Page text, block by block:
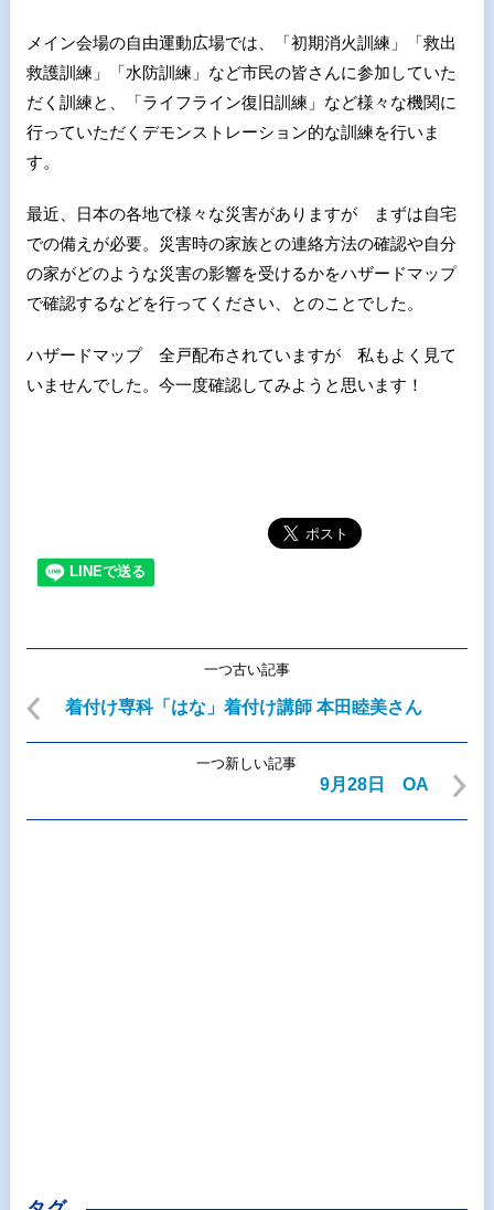
メイン会場の自由運動広場では、「初期消火訓練」「救出
救護訓練」「水防訓練」など市民の皆さんに参加していた
だく訓練と、「ライフライン復旧訓練」など様々な機関に
行っていただくデモンストレーション的な訓練を行いま
す。
最近、日本の各地で様々な災害がありますが まずは自宅
での備えが必要。災害時の家族との連絡方法の確認や自分
の家がどのような災害の影響を受けるかをハザードマップ
で確認するなどを行ってください、とのことでした。
ハザードマップ 全戸配布されていますが 私もよく見て
いませんでした。今一度確認してみようと思います！
一つ古い記事
着付け専科「はな」着付け講師 本田睦美さん
一つ新しい記事
9月28日 OA